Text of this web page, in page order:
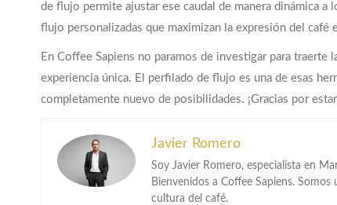
de flujo permite ajustar ese caudal de manera dinámica
flujo personalizadas que maximizan la expresión del café
En Coffee Sapiens no paramos de investigar para traerte
experiencia única. El perfilado de flujo es una de esas
completamente nuevo de posibilidades. ¡Gracias por
Javier Romero
Soy Javier Romero, especialista en
Bienvenidos a Coffee Sapiens.
cultura del café.